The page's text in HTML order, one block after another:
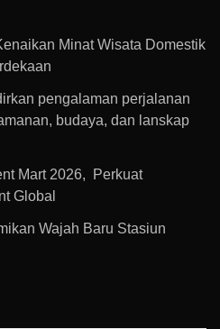
Minat Wisata Domestik
pengalaman perjalanan
budaya, dan lanskap
Mart 2026, Perkuat
Global
Wajah Baru Stasiun